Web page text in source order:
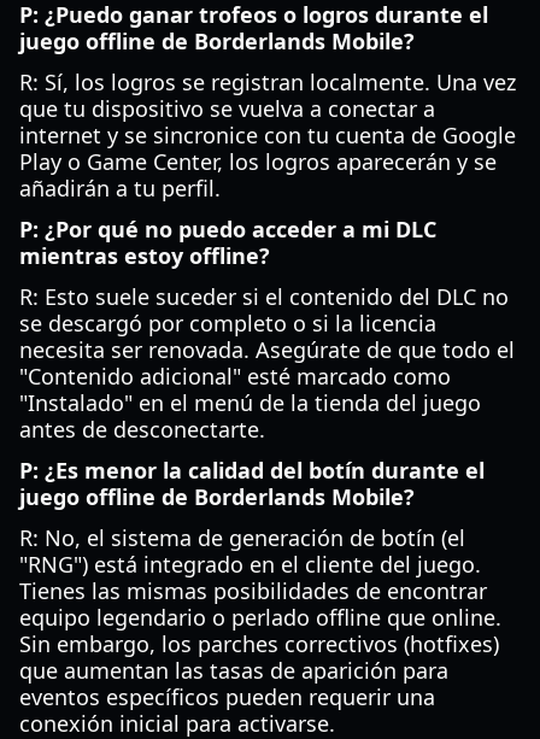
P: ¿Puedo ganar trofeos o logros durante el
juego offline de Borderlands Mobile?
R: Sí, los logros se registran localmente. Una vez
que tu dispositivo se vuelva a conectar a
internet y se sincronice con tu cuenta de Google
Play o Game Center, los logros aparecerán y se
añadirán a tu perfil.
P: ¿Por qué no puedo acceder a mi DLC
mientras estoy offline?
R: Esto suele suceder si el contenido del DLC no
se descargó por completo o si la licencia
necesita ser renovada. Asegúrate de que todo el
"Contenido adicional" esté marcado como
"Instalado" en el menú de la tienda del juego
antes de desconectarte.
P: ¿Es menor la calidad del botín durante el
juego offline de Borderlands Mobile?
R: No, el sistema de generación de botín (el
"RNG") está integrado en el cliente del juego.
Tienes las mismas posibilidades de encontrar
equipo legendario o perlado offline que online.
Sin embargo, los parches correctivos (hotfixes)
que aumentan las tasas de aparición para
eventos específicos pueden requerir una
conexión inicial para activarse.